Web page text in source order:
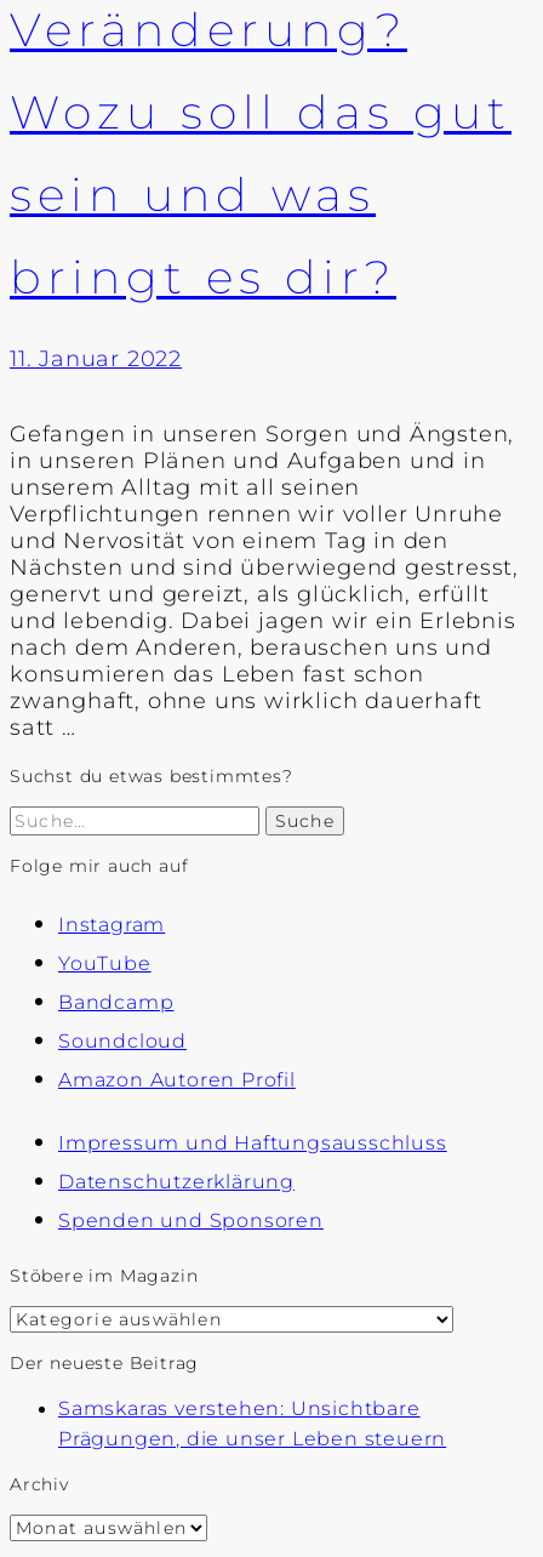
Veränderung?
Wozu soll das gut
sein und was
bringt es dir?
11. Januar 2022
Gefangen in unseren Sorgen und Ängsten,
in unseren Plänen und Aufgaben und in
unserem Alltag mit all seinen
Verpflichtungen rennen wir voller Unruhe
und Nervosität von einem Tag in den
Nächsten und sind überwiegend gestresst,
genervt und gereizt, als glücklich, erfüllt
und lebendig. Dabei jagen wir ein Erlebnis
nach dem Anderen, berauschen uns und
konsumieren das Leben fast schon
zwanghaft, ohne uns wirklich dauerhaft
satt …
Suchst du etwas bestimmtes?
Suche
Folge mir auch auf
Instagram
YouTube
Bandcamp
Soundcloud
Amazon Autoren Profil
Impressum und Haftungsausschluss
Datenschutzerklärung
Spenden und Sponsoren
Stöbere im Magazin
Stöbere
Magazin
Der neueste Beitrag
Samskaras verstehen: Unsichtbare
Prägungen, die unser Leben steuern
Archiv
Archiv